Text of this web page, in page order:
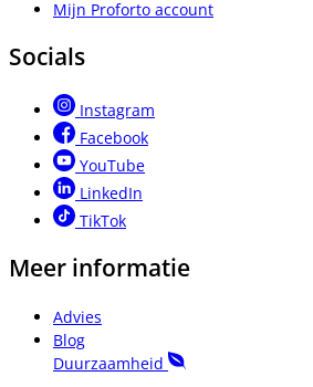
Mijn Proforto account
Socials
Instagram
Facebook
YouTube
LinkedIn
TikTok
Meer informatie
Advies
Blog
Duurzaamheid